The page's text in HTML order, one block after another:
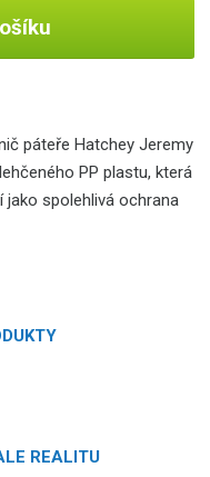
páteře Hatchey Jeremy
PP plastu, která
jako spolehlivá ochrana
REALITU